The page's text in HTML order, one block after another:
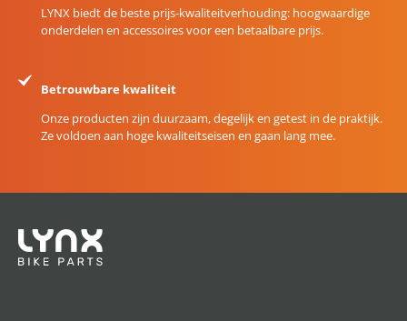
LYNX biedt de beste prijs-kwaliteitverhouding: hoogwaardige
onderdelen en accessoires voor een betaalbare prijs.
Betrouwbare kwaliteit
Onze producten zijn duurzaam, degelijk en getest in de praktijk.
Ze voldoen aan hoge kwaliteitseisen en gaan lang mee.